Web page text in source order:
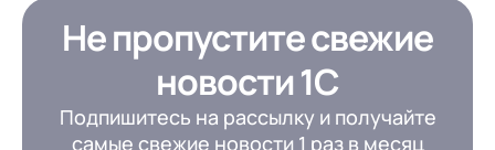
Не пропустите свежие
новости 1С
Подпишитесь на рассылку и получайте
самые свежие новости 1 раз в месяц